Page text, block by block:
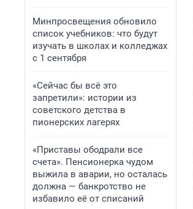
Минпросвещения обновило
список учебников: что будут
изучать в школах и колледжах
с 1 сентября
«Сейчас бы всё это
запретили»: истории из
советского детства в
пионерских лагерях
«Приставы ободрали все
счета». Пенсионерка чудом
выжила в аварии, но осталась
должна — банкротство не
избавило её от списаний